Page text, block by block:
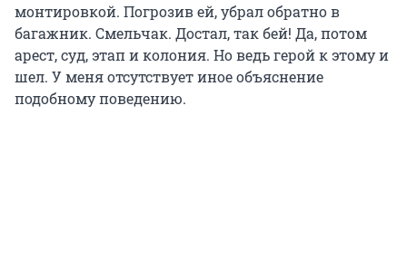
монтировкой. Погрозив ей, убрал обратно в
багажник. Смельчак. Достал, так бей! Да, потом
арест, суд, этап и колония. Но ведь герой к этому и
шел. У меня отсутствует иное объяснение
подобному поведению.